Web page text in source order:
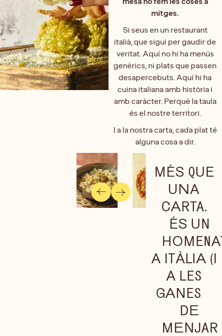
mitges.
Si seus en un restaurant
italià, que sigui per gaudir de
veritat. Aquí no hi ha menús
genèrics, ni plats que passen
desapercebuts. Aquí hi ha
cuina italiana amb història i
amb caràcter. Perquè la taula
és el nostre territori.
I a la nostra carta, cada plat té
alguna cosa a dir.
MÉS QUE
UNA
CARTA.
ÉS UN
A ITÀLIA (I
A LES
GANES
DE
MENJAR